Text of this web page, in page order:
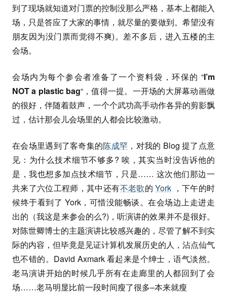
到了现场就知道对门票的控制没那么严格，基本上都能入
场，只是答应了大家的事情，就尽量的要做到。希望没有
朋友因为没门票而觉得不爽)。差不多后，进入五楼的主
会场。
会场内为每个参会者准备了一个资料袋，环保的 “I’m
NOT a plastic bag“，值得一提。一开场的大屏幕动画做
的很好，伴随着鼓声，一个个武功高手动作各异的剪影飘
过，估计那会儿会场里的人都会比较激动。
在会场里遇到了客奇集的陈成罕 ，对我的 Blog 提了点意
见：为什么技术细节不够多? 唉，其实当时没告诉他的
是，我也想多加点技术细节，只是…… 这次他们那边一
共来了六位工程师，其中还有不老歌的York ，下午的时
候终于看到了 York，可惜没能畅谈。在会场边上走进走
出的（我这是来参会的么?)，听演讲的效果并不是很好。
对陈世卿博士的主题演讲比较感兴趣的，尽管了解不到实
际的内容，但毕竟是见证计算机发展历史的人，沾点仙气
也不错的。David Axmark 看起来是个绅士，语气淡然。
老马演讲开始的时候几乎所有在走廊里的人都回到了会
场……老马明显比前一段时间瘦了很多–本来就瘦